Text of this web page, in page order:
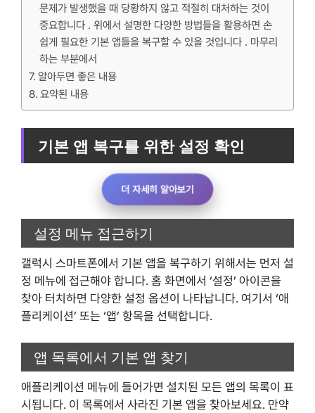
문제가 발생했을 때 당황하지 않고 적절히 대처하는 것이
중요합니다 . 위에서 설명한 다양한 방법들을 활용하면 손
쉽게 필요한 기본 앱들을 복구할 수 있을 것입니다 . 마무리
하는 부분에서
알아두면 좋은 내용
요약된 내용
기본 앱 복구를 위한 설정 확인
더 자세히 알아보기
설정 메뉴 접근하기
갤럭시 스마트폰에서 기본 앱을 복구하기 위해서는 먼저 설
정 메뉴에 접근해야 합니다. 홈 화면에서 ‘설정’ 아이콘을
찾아 터치하면 다양한 설정 옵션이 나타납니다. 여기서 ‘애
플리케이션’ 또는 ‘앱’ 항목을 선택합니다.
앱 목록에서 기본 앱 찾기
애플리케이션 메뉴에 들어가면 설치된 모든 앱의 목록이 표
시됩니다. 이 목록에서 사라진 기본 앱을 찾아보세요. 만약